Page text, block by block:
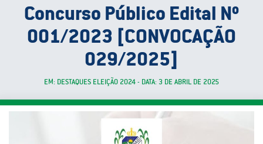
Concurso Público Edital Nº
001/2023 [CONVOCAÇÃO
029/2025]
EM: DESTAQUES ELEIÇÃO 2024 - DATA: 3 DE ABRIL DE 2025